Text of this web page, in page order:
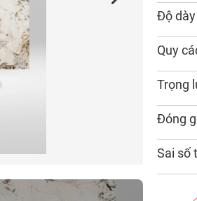
Độ dày
Quy
Trọng
Đóng
Sai số